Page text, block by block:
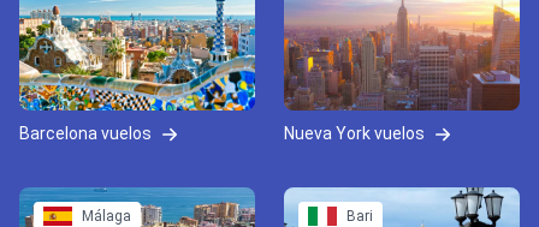
Barcelona vuelos Nueva York vuelos
Málaga Bari